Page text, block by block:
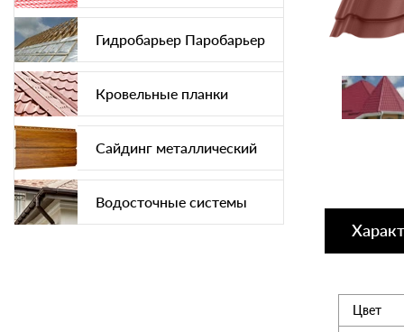
Гидробарьер Паробарьер
Кровельные планки
Сайдинг металлический
Водосточные системы
Цвет